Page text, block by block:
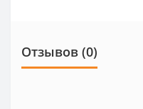
Отзывов (0)